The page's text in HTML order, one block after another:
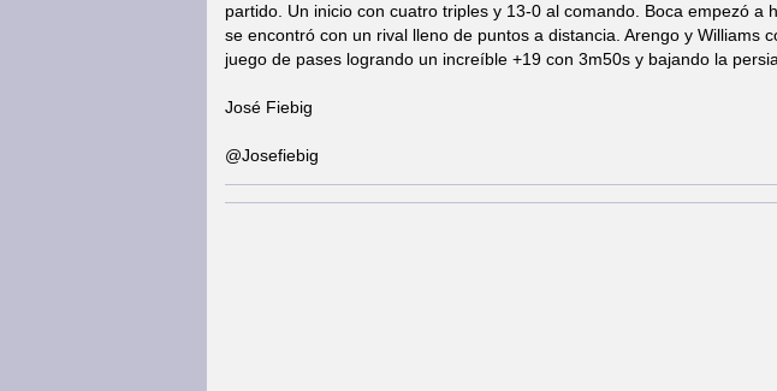
partido. Un inicio con cuatro triples y 13-0 al comando. Boca empezó a
se encontró con un rival lleno de puntos a distancia. Arengo y Williams
juego de pases logrando un increíble +19 con 3m50s y bajando la
José Fiebig
@Josefiebig